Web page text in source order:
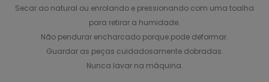
Secar ao natural ou enrolando e pressionando com uma toalha
para retirar a humidade.
Não pendurar encharcado porque pode deformar.
Guardar as peças cuidadosamente dobradas.
Nunca lavar na máquina.